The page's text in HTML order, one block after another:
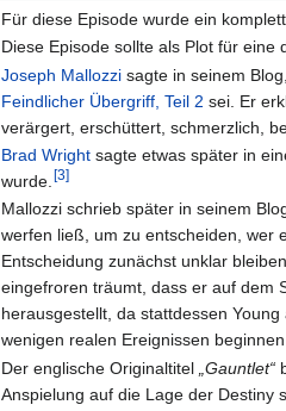
Für diese Episode wurde ein
Diese Episode sollte als Plot für
Joseph Mallozzi sagte in seinem
Feindlicher Übergriff, Teil 2 sei. Er
verärgert, erschüttert, schmerzlich,
Brad Wright sagte etwas später in
wurde. [3]
Mallozzi schrieb später in seinem
werfen ließ, um zu entscheiden, wer
Entscheidung zunächst unklar
eingefroren träumt, dass er auf dem
herausgestellt, da stattdessen
wenigen realen Ereignissen
Der englische Originaltitel „Gauntlet“
Anspielung auf die Lage der Destiny